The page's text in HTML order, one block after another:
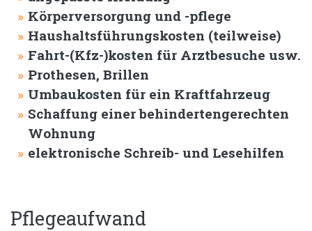
Körperversorgung und -pflege
Haushaltsführungskosten (teilweise)
Fahrt-(Kfz-)kosten für Arztbesuche usw.
Prothesen, Brillen
Umbaukosten für ein Kraftfahrzeug
Schaffung einer behindertengerechten
Wohnung
elektronische Schreib- und Lesehilfen
Pflegeaufwand